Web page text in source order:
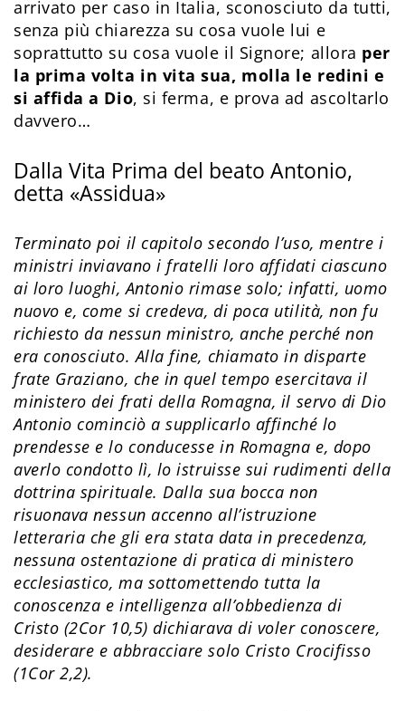
arrivato per caso in Italia, sconosciuto da tutti,
senza più chiarezza su cosa vuole lui e
soprattutto su cosa vuole il Signore; allora per
la prima volta in vita sua, molla le redini e
si affida a Dio, si ferma, e prova ad ascoltarlo
davvero…
Dalla Vita Prima del beato Antonio,
detta «Assidua»
Terminato poi il capitolo secondo l’uso, mentre i
ministri inviavano i fratelli loro affidati ciascuno
ai loro luoghi, Antonio rimase solo; infatti, uomo
nuovo e, come si credeva, di poca utilità, non fu
richiesto da nessun ministro, anche perché non
era conosciuto. Alla fine, chiamato in disparte
frate Graziano, che in quel tempo esercitava il
ministero dei frati della Romagna, il servo di Dio
Antonio cominciò a supplicarlo affinché lo
prendesse e lo conducesse in Romagna e, dopo
averlo condotto lì, lo istruisse sui rudimenti della
dottrina spirituale. Dalla sua bocca non
risuonava nessun accenno all’istruzione
letteraria che gli era stata data in precedenza,
nessuna ostentazione di pratica di ministero
ecclesiastico, ma sottomettendo tutta la
conoscenza e intelligenza all’obbedienza di
Cristo (2Cor 10,5) dichiarava di voler conoscere,
desiderare e abbracciare solo Cristo Crocifisso
(1Cor 2,2).